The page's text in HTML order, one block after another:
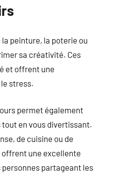
peinture, la poterie ou
sa créativité. Ces
et offrent une
stress.
permet également
tout en vous divertissant.
de cuisine ou de
une excellente
partageant les